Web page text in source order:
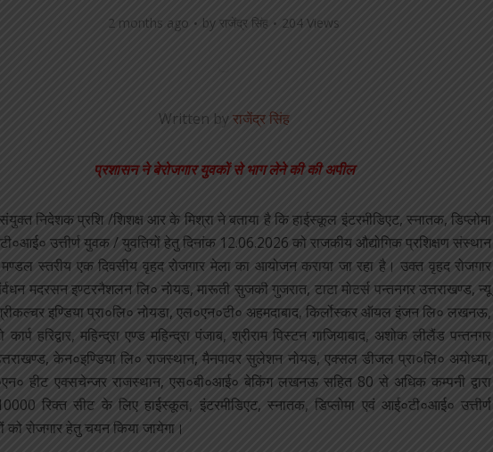
2 months ago byराजेंद्र सिंह 204 Views
Written byराजेंद्र सिंह
प्रशासन ने बेरोजगार युवकों से भाग लेने की की अपील
निदेशक प्रशि /शिशक्ष आर के मिश्रा ने बताया है कि हाईस्कूल इंटरमीडिएट, स्नातक, डिप्लोमा
उत्तीर्ण युवक / युवतियों हेतु दिनांक 12.06.2026 को राजकीय औद्योगिक प्रशिक्षण संस्थान
मण्डल स्तरीय एक दिवसीय वृहद रोजगार मेला का आयोजन कराया जा रहा है। उक्त वृहद रोजगार
मदरसन इण्टरनैशलन लि० नोयड, मारूती सुजकी गुजरात, टाटा मोटर्स पन्तनगर उत्तराखण्ड, न्यू
इण्डिया प्रा०लि० नोयडा, एल०एन०टी० अहमदाबाद, किर्लोस्कर ऑयल इंजन लि० लखनऊ,
कार्प हरिद्वार, महिन्द्रा एण्ड महिन्द्रा पंजाब, श्रीराम पिस्टन गाजियाबाद, अशोक लीलैंड पन्तनगर
केन०इण्डिया लि० राजस्थान, मैनपावर सुलेशन नोयड, एक्सल डीजल प्रा०लि० अयोध्या,
हीट एक्सचेन्जर राजस्थान, एस०बी०आई० बेकिंग लखनऊ सहित 80 से अधिक कम्पनी द्वारा
रिक्त सीट के लिए हाईस्कूल, इंटरमीडिएट, स्नातक, डिप्लोमा एवं आई०टी०आई० उत्तीर्ण
को रोजगार हेतु चयन किया जायेगा।